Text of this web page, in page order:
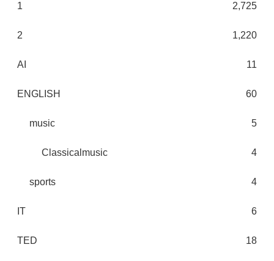
1 2,725
2 1,220
AI 11
ENGLISH 60
music 5
Classicalmusic 4
sports 4
IT 6
TED 18